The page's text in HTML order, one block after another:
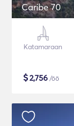
Caribe 70
Katamaraan
$2,756 /öö